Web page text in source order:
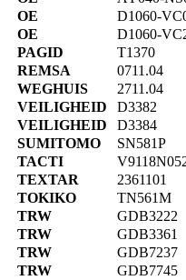
OE
D1060-
OE
D1060-
PAGID
T1370
REMSA
0711.04
WEGHUIS
2711.04
VEILIGHEID
D3382
VEILIGHEID
D3384
SUMITOMO
SN581P
TACTI
TEXTAR
2361101
TOKIKO
TN561M
TRW
GDB3222
TRW
GDB3361
TRW
GDB7237
TRW
GDB7745